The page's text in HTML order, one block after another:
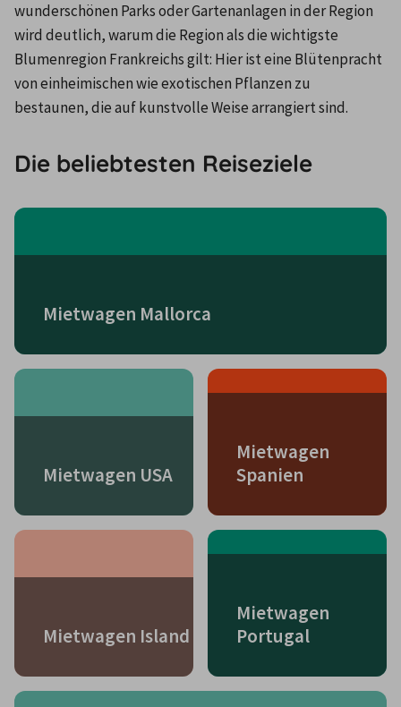
wunderschönen Parks oder Gartenanlagen in der Region
wird deutlich, warum die Region als die wichtigste
Blumenregion Frankreichs gilt: Hier ist eine Blütenpracht
von einheimischen wie exotischen Pflanzen zu
bestaunen, die auf kunstvolle Weise arrangiert sind.
Die beliebtesten Reiseziele
Mietwagen Mallorca
Mietwagen USA
Mietwagen
Spanien
Mietwagen Island
Mietwagen
Portugal